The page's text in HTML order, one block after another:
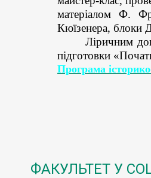
матеріалом Ф.
Кюїзенера, блоки
Ліричним
підготовки
Програма
ФАКУЛЬТЕТ У